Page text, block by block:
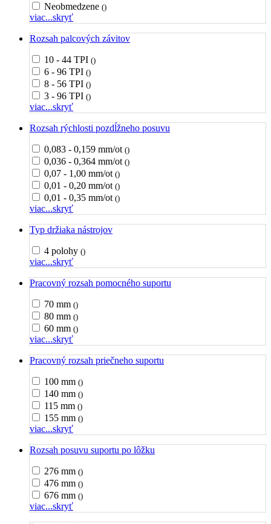
Neobmedzene ()
viac...skryť
Rozsah palcových závitov
10 - 44 TPI ()
6 - 96 TPI ()
8 - 56 TPI ()
3 - 96 TPI ()
viac...skryť
Rozsah rýchlosti pozdĺžneho posuvu
0,083 - 0,159 mm/ot ()
0,036 - 0,364 mm/ot ()
0,07 - 1,00 mm/ot ()
0,01 - 0,20 mm/ot ()
0,01 - 0,35 mm/ot ()
viac...skryť
Typ držiaka nástrojov
4 polohy ()
viac...skryť
Pracovný rozsah pomocného suportu
70 mm ()
80 mm ()
60 mm ()
viac...skryť
Pracovný rozsah priečneho suportu
100 mm ()
140 mm ()
115 mm ()
155 mm ()
viac...skryť
Rozsah posuvu suportu po lôžku
276 mm ()
476 mm ()
676 mm ()
viac...skryť